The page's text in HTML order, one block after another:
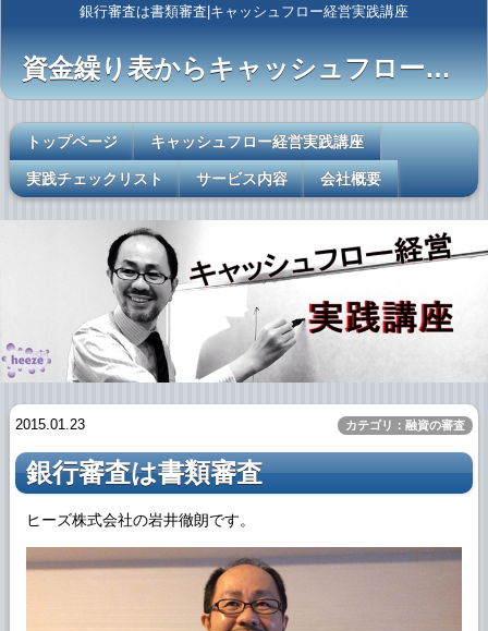
銀行審査は書類審査|キャッシュフロー経営実践講座
資金繰り表からキャッシュフロー経営へ
トップページ キャッシュフロー経営実践講座
実践チェックリスト サービス内容 会社概要
2015.01.23 カテゴリ：融資の審査
銀行審査は書類審査
ヒーズ株式会社の岩井徹朗です。